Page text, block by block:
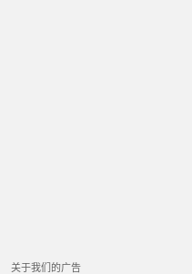
关于我们的广告